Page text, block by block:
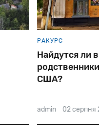
РАКУРС
Найдутся ли
США?
admin 02 серпня